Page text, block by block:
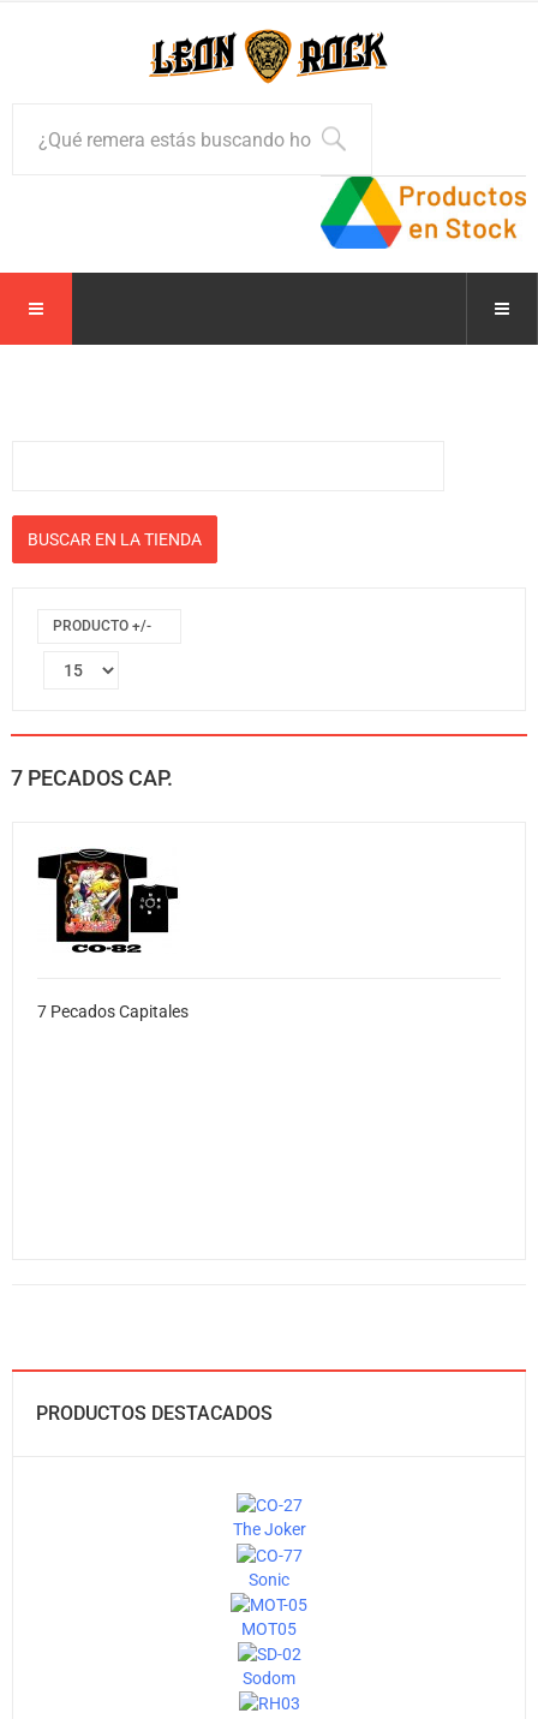
PRODUCTO +/-
7 PECADOS CAP.
7 Pecados Capitales
PRODUCTOS DESTACADOS
The Joker
Sonic
MOT05
Sodom